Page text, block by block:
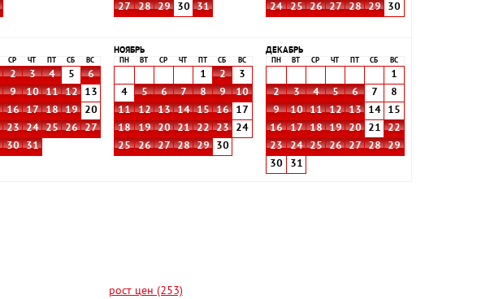
27
28 29 30 31
24
25 26 27 28 29 30
СР ЧТ СБ ВС
2 3 4 5
6
9 10 11 12
13
16 17 18 19
20
23 24 25 26
27
30 31
НОЯБРЬ
ПН ВТ СР ЧТ СБ ВС
1 2
3
4
5 6 7 8 9
10
11
12 13 14 15 16
17
18
19 20 21 22 23
24
25
26 27 28 29 30
ДЕКАБРЬ
ПН ВТ СР ЧТ СБ ВС
1
2
3 4 5 6 7
8
9
10 11 12 13 14
15
16
17 18 19 20 21
22
23
24 25 26 27 28
29
30
31
рост цен (253)